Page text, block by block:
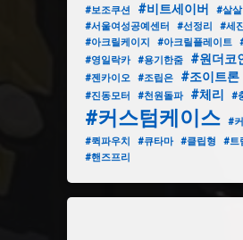
#보조쿠션 #비트세이버
#살살
#서울여성공예센터
#선정리 #세
#아크릴케이지
#아크릴플레이트
#영일락카
#용기한줌 #원더코
#젠카이오
#조립은 #조이트론
#진동모터
#천원돌파 #체리 #
#커스텀케이스
#
#퀵파우치
#큐타마 #클립형 #트
#핸즈프리